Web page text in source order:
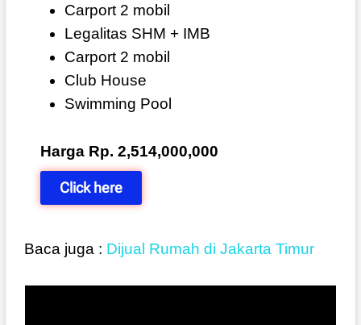
Carport 2 mobil
Legalitas SHM + IMB
Carport 2 mobil
Club House
Swimming Pool
Harga Rp. 2,514,000,000
Click here
Baca juga : Dijual Rumah di Jakarta Timur